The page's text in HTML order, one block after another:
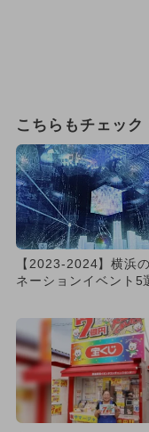
こちらもチェック
【2023-2024】横浜
ネーションイベント